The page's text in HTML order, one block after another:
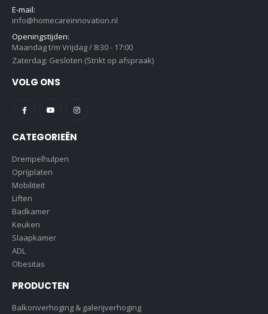
E-mail:
info@homecareinnovation.nl
Openingstijden:
Maandag t/m Vrijdag / 8:30 - 17:00
Zaterdag: Gesloten (Strikt op afspraak)
VOLG ONS
CATEGORIEËN
Drempelhulpen
Oprijplaten
Mobiliteit
Liften
Badkamer
Keuken
Slaapkamer
ADL
Obesitas
PRODUCTEN
Balkonverhoging & galerijverhoging